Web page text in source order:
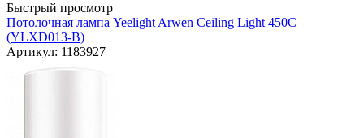
Быстрый просмотр
Потолочная лампа Yeelight Arwen Ceiling Light 450C
(YLXD013-B)
Артикул: 1183927